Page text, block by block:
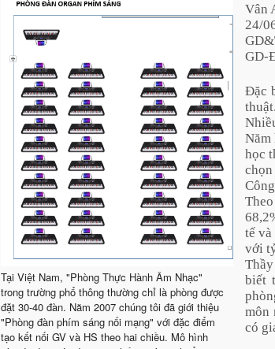
Tại Việt Nam, "Phòng Thực Hành Âm Nhạc"
trong trường phổ thông thường chỉ là phòng được
đặt 30-40 đàn. Năm 2007 chúng tôi đã giới thiệu
"Phòng đàn phím sáng nối mạng" với đặc điểm
tạo kết nối GV và HS theo hai chiều. Mô hình
Vân
24/
GD-
Đặc
thuật.
Năm
học
tế
với
biết
môn
có